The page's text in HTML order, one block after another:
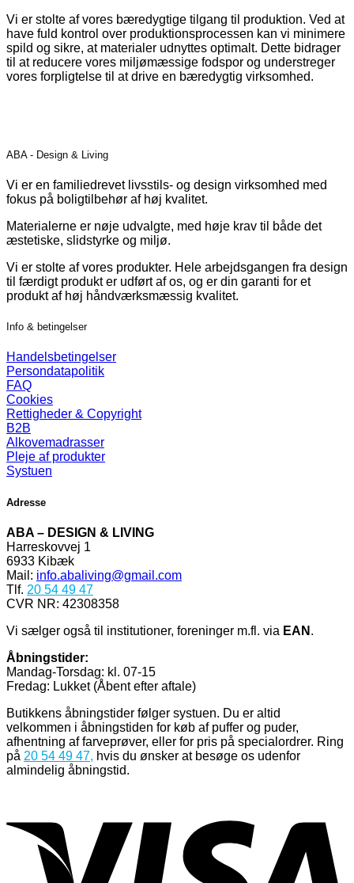
Vi er stolte af vores bæredygtige tilgang til produktion. Ved at
have fuld kontrol over produktionsprocessen kan vi minimere
spild og sikre, at materialer udnyttes optimalt. Dette bidrager
til at reducere vores miljømæssige fodspor og understreger
vores forpligtelse til at drive en bæredygtig virksomhed.
ABA - Design & Living
Vi er en familiedrevet livsstils- og design virksomhed med
fokus på boligtilbehør af høj kvalitet.
Materialerne er nøje udvalgte, med høje krav til både det
æstetiske, slidstyrke og miljø.
Vi er stolte af vores produkter. Hele arbejdsgangen fra design
til færdigt produkt er udført af os, og er din garanti for et
produkt af høj håndværksmæssig kvalitet.
Info & betingelser
Handelsbetingelser
Persondatapolitik
FAQ
Cookies
Rettigheder & Copyright
B2B
Alkovemadrasser
Pleje af produkter
Systuen
Adresse
ABA – DESIGN & LIVING
Harreskovvej 1
6933 Kibæk
Mail: info.abaliving@gmail.com
Tlf. 20 54 49 47
CVR NR: 42308358
Vi sælger også til institutioner, foreninger m.fl. via EAN .
Åbningstider:
Mandag-Torsdag: kl. 07-15
Fredag: Lukket (Åbent efter aftale)
Butikkens åbningstider følger systuen. Du er altid
velkommen i åbningstiden for køb af puffer og puder,
afhentning af farveprøver, eller for pris på specialordrer. Ring
på 20 54 49 47, hvis du ønsker at besøge os udenfor
almindelig åbningstid.